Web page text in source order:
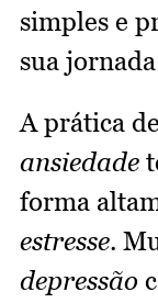
simples e
sua
A prática de
ansiedade
forma
estresse.
depressão